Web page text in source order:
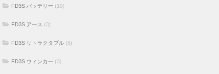
FD3S バッテリー (10)
FD3S アース (3)
FD3S リトラクタブル (6)
FD3S ウィンカー (3)